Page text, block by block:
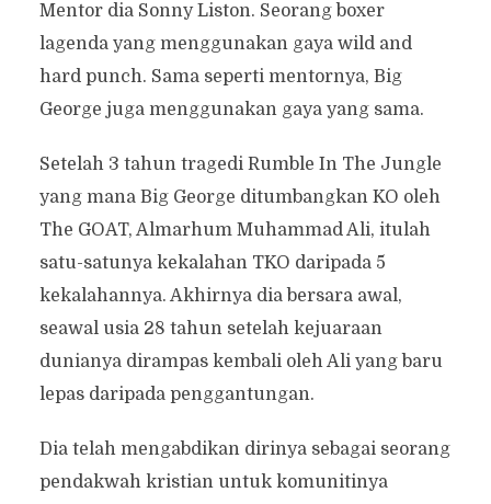
Mentor dia Sonny Liston. Seorang boxer
lagenda yang menggunakan gaya wild and
hard punch. Sama seperti mentornya, Big
George juga menggunakan gaya yang sama.
Setelah 3 tahun tragedi Rumble In The Jungle
yang mana Big George ditumbangkan KO oleh
The GOAT, Almarhum Muhammad Ali, itulah
satu-satunya kekalahan TKO daripada 5
kekalahannya. Akhirnya dia bersara awal,
seawal usia 28 tahun setelah kejuaraan
dunianya dirampas kembali oleh Ali yang baru
lepas daripada penggantungan.
Dia telah mengabdikan dirinya sebagai seorang
pendakwah kristian untuk komunitinya